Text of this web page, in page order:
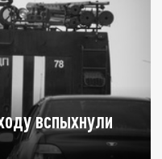
вспыхнули